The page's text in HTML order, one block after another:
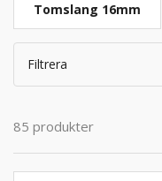
Tomslang 16mm
Filtrera
85 produkter